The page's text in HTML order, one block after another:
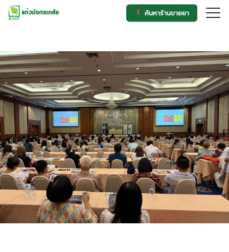
Skip
to
ค้นหาร้านขายยา